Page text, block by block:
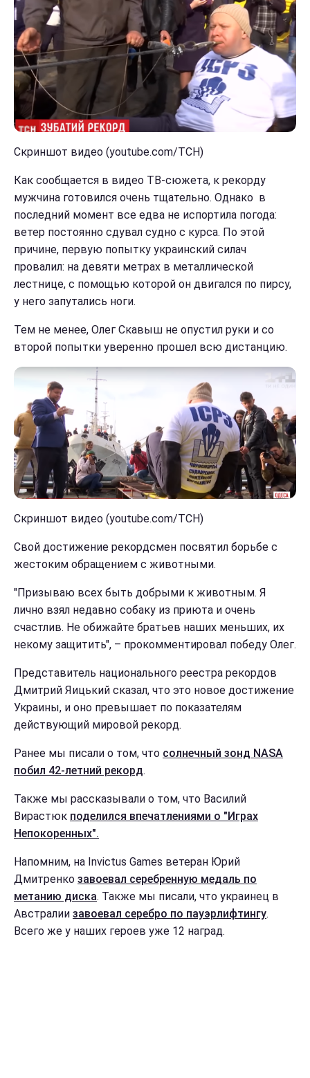
Скриншот видео (youtube.com/ТСН)
Как сообщается в видео ТВ-сюжета, к рекорду
мужчина готовился очень тщательно. Однако в
последний момент все едва не испортила погода:
ветер постоянно сдувал судно с курса. По этой
причине, первую попытку украинский силач
провалил: на девяти метрах в металлической
лестнице, с помощью которой он двигался по пирсу,
у него запутались ноги.
Тем не менее, Олег Скавыш не опустил руки и со
второй попытки уверенно прошел всю дистанцию.
Скриншот видео (youtube.com/ТСН)
Свой достижение рекордсмен посвятил борьбе с
жестоким обращением с животными.
"Призываю всех быть добрыми к животным. Я
лично взял недавно собаку из приюта и очень
счастлив. Не обижайте братьев наших меньших, их
некому защитить", – прокомментировал победу Олег.
Представитель национального реестра рекордов
Дмитрий Яицький сказал, что это новое достижение
Украины, и оно превышает по показателям
действующий мировой рекорд.
Ранее мы писали о том, что солнечный зонд NASA
побил 42-летний рекорд.
Также мы рассказывали о том, что Василий
Вирастюк поделился впечатлениями о "Играх
Непокоренных".
Напомним, на Invictus Games ветеран Юрий
Дмитренко завоевал серебренную медаль по
метанию диска. Также мы писали, что украинец в
Австралии завоевал серебро по пауэрлифтингу.
Всего же у наших героев уже 12 наград.